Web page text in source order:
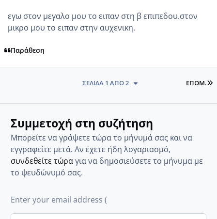
εγω στον μεγαλο μου το ειπαν στη β επιπεδου.στον
μικρο μου το ειπαν στην αυχενικη.
Παράθεση
ΕΠΌΜ.
ΣΕΛΊΔΑ 1 ΑΠΌ 2
Συμμετοχή στη συζήτηση
Μπορείτε να γράψετε τώρα το μήνυμά σας και να
εγγραφείτε μετά. Αν έχετε ήδη λογαριασμό,
συνδεθείτε τώραγια να δημοσιεύσετε το μήνυμα με
το ψευδώνυμό σας.